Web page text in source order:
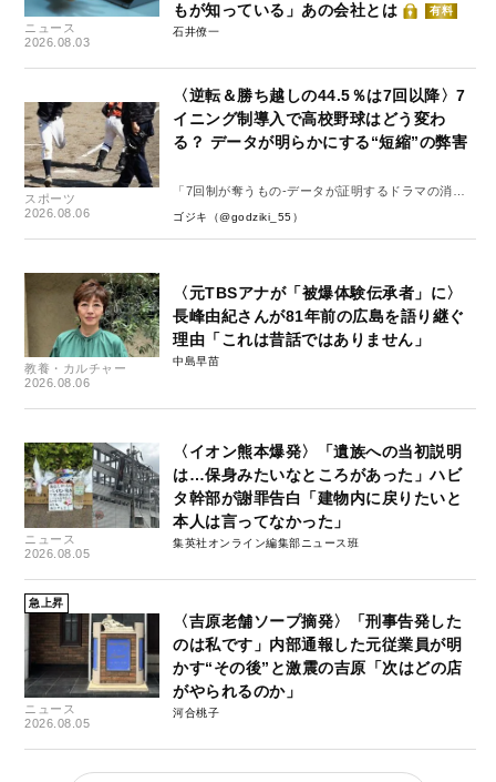
ニュース
2026.08.03
もが知っている」あの会社とは
有料
石井僚一
スポーツ
2026.08.06
〈逆転＆勝ち越しの44.5％は7回以降〉7
イニング制導入で高校野球はどう変わ
る？ データが明らかにする“短縮”の弊害
「7回制が奪うもの-データが証明するドラマの消
失-」
ゴジキ（@godziki_55）
教養・カルチャー
2026.08.06
〈元TBSアナが「被爆体験伝承者」に〉
長峰由紀さんが81年前の広島を語り継ぐ
理由「これは昔話ではありません」
中島早苗
ニュース
2026.08.05
〈イオン熊本爆発〉「遺族への当初説明
は…保身みたいなところがあった」ハビ
タ幹部が謝罪告白「建物内に戻りたいと
本人は言ってなかった」
集英社オンライン編集部ニュース班
急上昇
ニュース
2026.08.05
〈吉原老舗ソープ摘発〉「刑事告発した
のは私です」内部通報した元従業員が明
かす“その後”と激震の吉原「次はどの店
がやられるのか」
河合桃子